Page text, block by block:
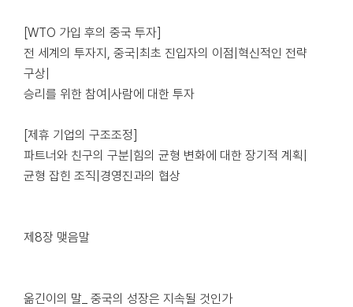
[WTO 가입 후의 중국 투자]
전 세계의 투자지, 중국|최초 진입자의 이점|혁신적인 전략
구상|
승리를 위한 참여|사람에 대한 투자
[제휴 기업의 구조조정]
파트너와 친구의 구분|힘의 균형 변화에 대한 장기적 계획|
균형 잡힌 조직|경영진과의 협상
제8장 맺음말
옮긴이의 말_ 중국의 성장은 지속될 것인가